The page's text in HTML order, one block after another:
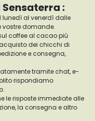
:
lunedì al venerdì dalle
vostre domande.
coffee al cacao più
dei chicchi di
e consegna,
tramite chat, e-
rispondiamo
le risposte immediate alle
la consegna e altro